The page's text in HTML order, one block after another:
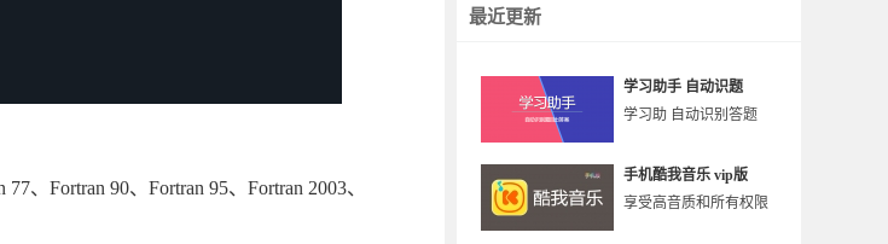
最近更新
学习助手 自动识题
学习助 自动识别答题
手机酷我音乐 vip版
享受高音质和所有权限
、Fortran 90、Fortran 95、Fortran 2003、